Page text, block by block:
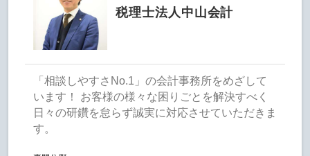
税理士法人中山会計
「相談しやすさNo.1」の会計事務所をめざして
います！ お客様の様々な困りごとを解決すべく
日々の研鑽を怠らず誠実に対応させていただきま
す。